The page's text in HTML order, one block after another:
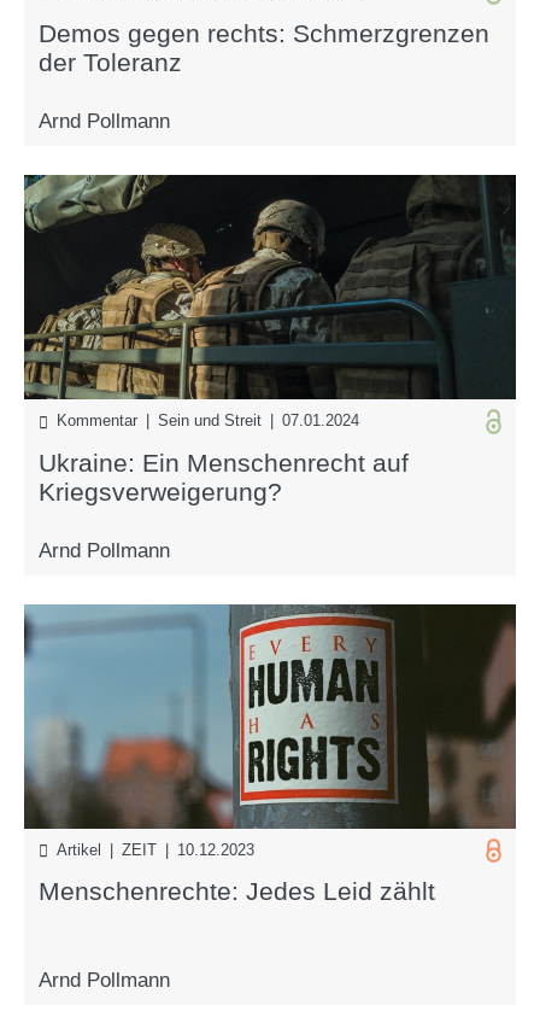
Demos gegen rechts: Schmerzgrenzen
der Toleranz
Arnd Pollmann
Kommentar | Sein und Streit | 07.01.2024
Ukraine: Ein Menschenrecht auf
Kriegsverweigerung?
Arnd Pollmann
Artikel | ZEIT | 10.12.2023
Menschenrechte: Jedes Leid zählt
Arnd Pollmann